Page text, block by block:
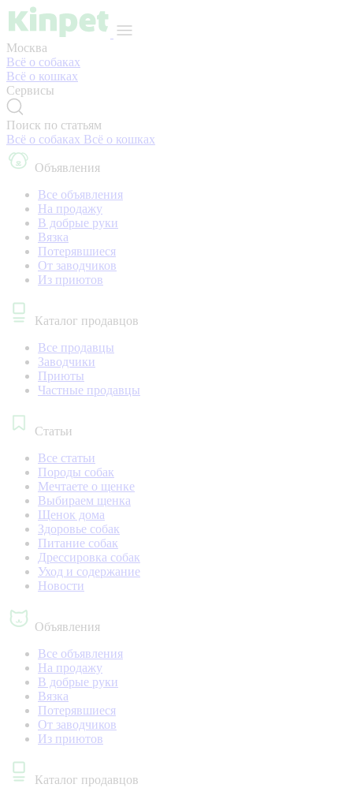
Москва
Всё о собаках
Всё о кошках
Сервисы
Поиск по статьям
Всё о собаках Всё о кошках
Объявления
Все объявления
На продажу
В добрые руки
Вязка
Потерявшиеся
От заводчиков
Из приютов
Каталог продавцов
Все продавцы
Заводчики
Приюты
Частные продавцы
Статьи
Все статьи
Породы собак
Мечтаете о щенке
Выбираем щенка
Щенок дома
Здоровье собак
Питание собак
Дрессировка собак
Уход и содержание
Новости
Объявления
Все объявления
На продажу
В добрые руки
Вязка
Потерявшиеся
От заводчиков
Из приютов
Каталог продавцов